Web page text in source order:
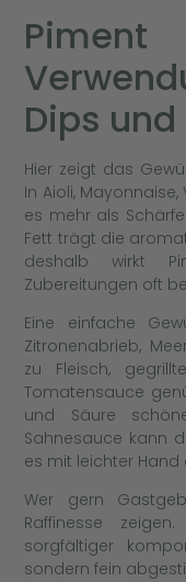
Dips
Hier zeigt das
In Aioli,
es mehr als
Fett trägt die
deshalb wirkt
Zubereitungen oft
Eine einfache
Zitronenabrieb,
zu Fleisch,
Tomatensauce
und Säure
Sahnesauce kann
es mit leichter Hand
Wer gern
Raffinesse
sorgfältiger
sondern fein